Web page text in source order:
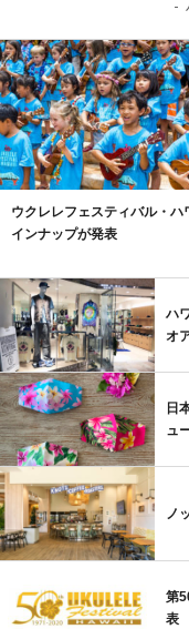
-
ウクレレフェスティバル・ハ
インナップが発表
ハ
オ
日
ュ
ノ
第
表